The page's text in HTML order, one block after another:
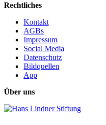
Rechtliches
Kontakt
AGBs
Impressum
Social Media
Datenschutz
Bildquellen
App
Über uns